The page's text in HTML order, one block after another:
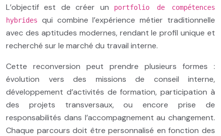
L’objectif est de créer un
portfolio de compétences
hybrides
qui combine l’expérience métier traditionnelle
avec des aptitudes modernes, rendant le profil unique et
recherché sur le marché du travail interne.
Cette reconversion peut prendre plusieurs formes :
évolution vers des missions de conseil interne,
développement d’activités de formation, participation à
des projets transversaux, ou encore prise de
responsabilités dans l’accompagnement au changement.
Chaque parcours doit être personnalisé en fonction des